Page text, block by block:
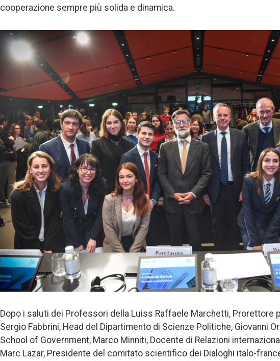
cooperazione sempre più solida e dinamica.
Dopo i saluti dei Professori della Luiss Raffaele Marchetti, Prorettore
Sergio Fabbrini, Head del Dipartimento di Scienze Politiche, Giovanni
School of Government, Marco Minniti, Docente di Relazioni
Marc Lazar, Presidente del comitato scientifico dei Dialoghi italo-